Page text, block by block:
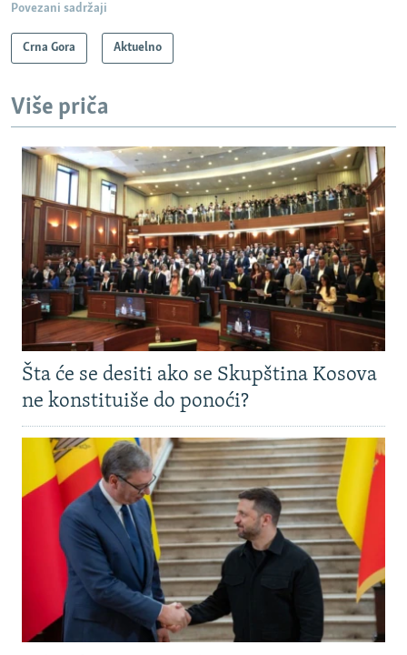
Povezani sadržaji
Crna Gora Aktuelno
Više priča
Šta će se desiti ako se Skupština Kosova
ne konstituiše do ponoći?